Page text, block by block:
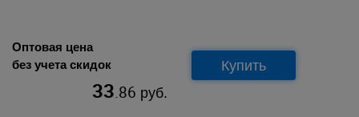
Оптовая цена
без учета скидок
33.86 руб.
Купить